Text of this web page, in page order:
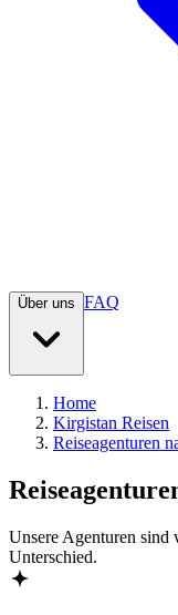
Über uns FAQ
Home
Kirgistan Reisen
Reiseagenturen
Unsere Agenturen sind
Unterschied.